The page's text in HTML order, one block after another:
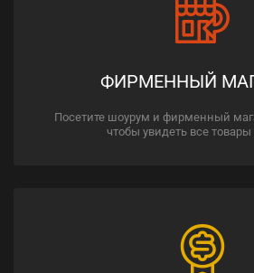
ФИРМЕННЫЙ
Посетите шоурум и фирменный
чтобы увидеть все